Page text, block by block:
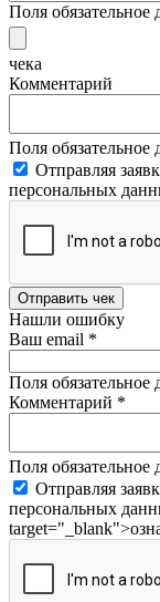
Поля обязательное
чека
Комментарий
Поля обязательное
Отправляя
персональных
Отправить чек
Нашли ошибку
Ваш email *
Поля обязательное
Комментарий *
Поля обязательное
Отправляя
персональных